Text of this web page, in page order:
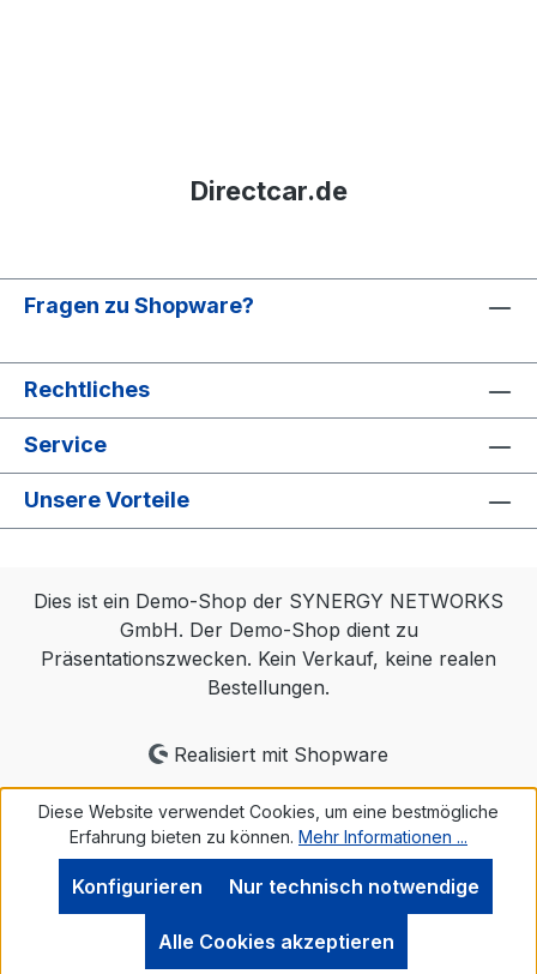
Directcar.de
Fragen zu Shopware?
Rechtliches
Service
Unsere Vorteile
Dies ist ein Demo-Shop der SYNERGY NETWORKS
GmbH. Der Demo-Shop dient zu
Präsentationszwecken. Kein Verkauf, keine realen
Bestellungen.
Realisiert mit Shopware
Diese Website verwendet Cookies, um eine bestmögliche
Erfahrung bieten zu können. Mehr Informationen ...
Nur technisch notwendige
Konfigurieren
Alle Cookies akzeptieren